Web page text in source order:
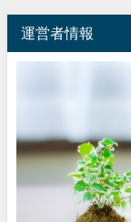
運営者情報